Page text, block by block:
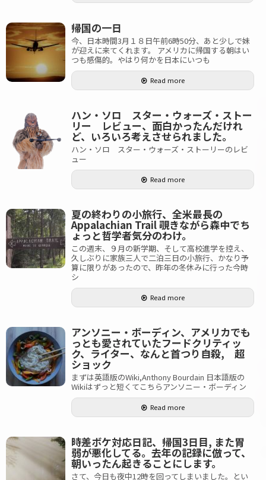
帰国の一日
今、日本時間3月１８日午前6時50分、あと少しで妹
が迎えに来てくれます。 アメリカに帰国する朝はい
つも感傷的。やはり何かを日本にいつも
Read more
ハン・ソロ スター・ウォーズ・ストー
リー レビュー、面白かったんだけれ
ど、いろいろ考えさせられました。
ハン・ソロ スター・ウォーズ・ストーリーのレビ
ュー
Read more
夏の終わりの小旅行、全米最長の
Appalachian Trail 覗きながら森中でち
ょっと哲学者気分のわけ。
この週末、９月の新学期、そして高校進学を控え、
久しぶりに家族三人で二泊三日の小旅行、かなり予
算に限りがあったので、昨年の冬休みに行った今時
シ
Read more
アンソニー・ボーディン、アメリカでも
っとも愛されていたフードクリティッ
ク、ライター、なんと首つり自殺, 超
ショック
まずは英語版のWiki,Anthony Bourdain 日本語版の
Wikiはずっと短くてこちらアンソニー・ボーディン
Read more
時差ボケ対応日記、帰国3日目, また胃
弱が悪化してる。去年の記録に倣って、
朝いったん起きることにします。
さて、今日も夜中12時を回ってしまいました。とい